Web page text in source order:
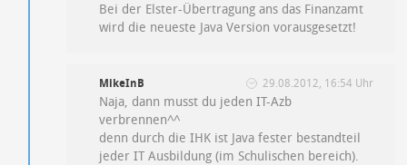
Bei der Elster-Übertragung ans das Finanzamt
wird die neueste Java Version vorausgesetzt!
MikeInB 29.08.2012, 16:54 Uhr
Naja, dann musst du jeden IT-Azb
verbrennen^^
denn durch die IHK ist Java fester bestandteil
jeder IT Ausbildung (im Schulischen bereich).